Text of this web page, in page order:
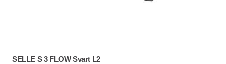
SELLE S 3 FLOW Svart L2